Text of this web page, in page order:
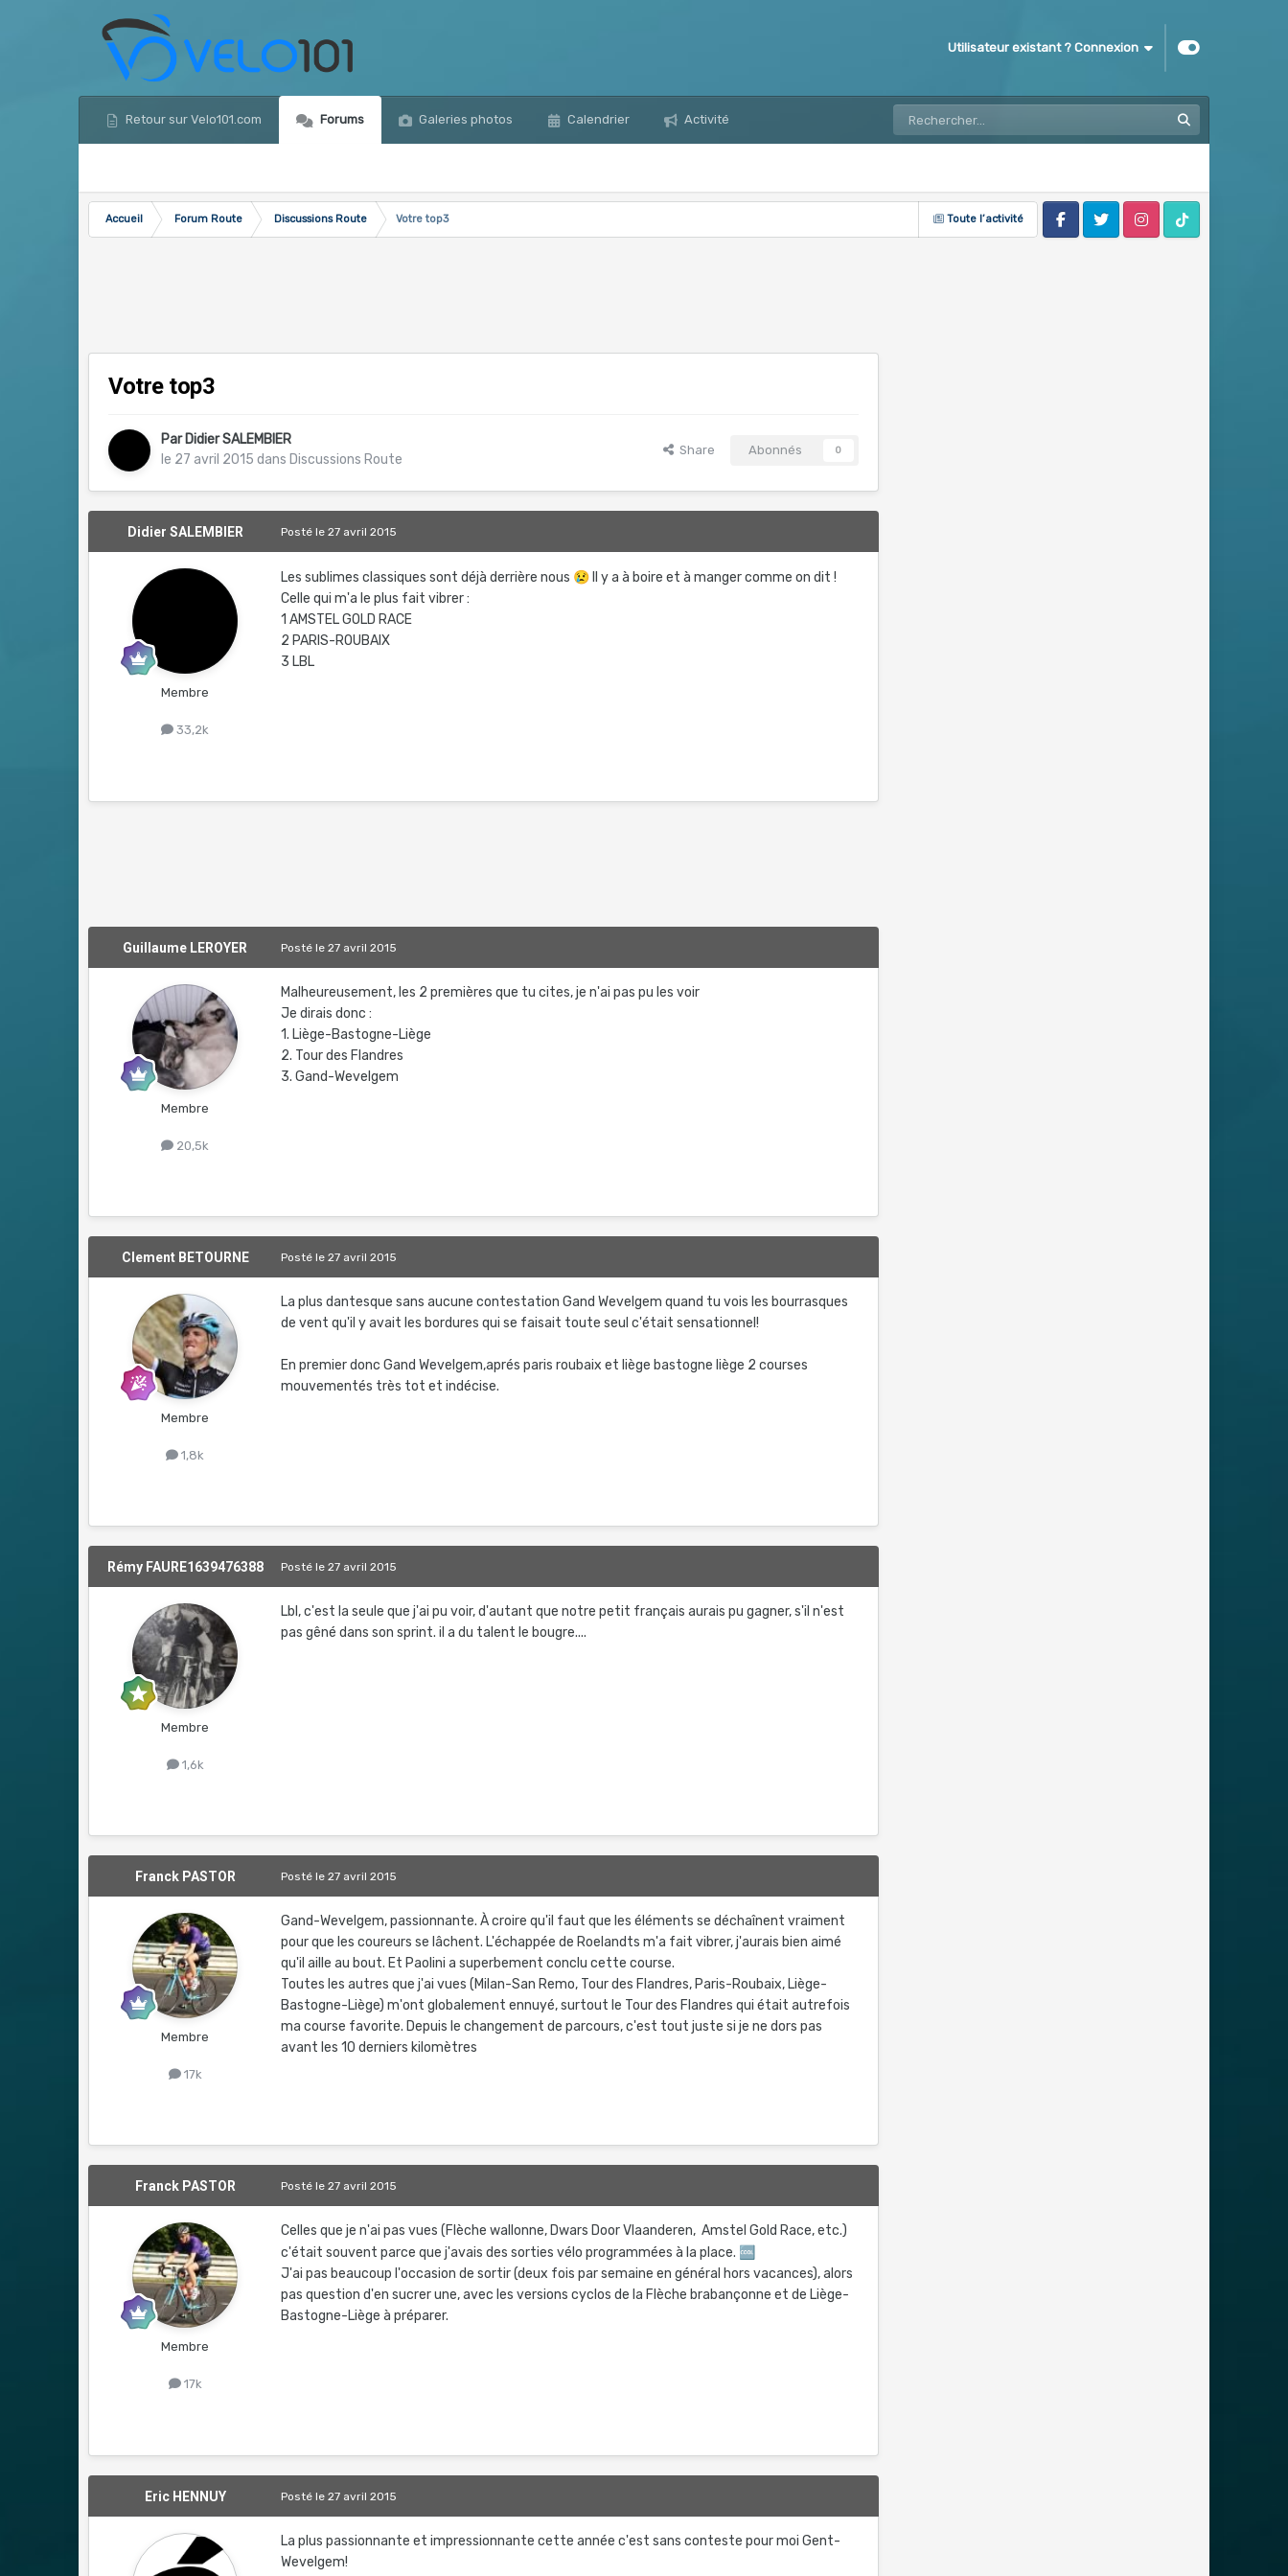
Utilisateur existant ? Connexion
Retour sur Velo101.com Forums Galeries photos Calendrier Activité
Toute l’activité
Accueil Forum Route Discussions Route
Votre top3
FacebookTwitter InstagramTik Tok
Votre top3
Par Didier SALEMBIER
le 27 avril 2015 dans Discussions Route
Share Abonnés 0
Didier SALEMBIER
Membre
33,2k
Postéle 27 avril 2015
Les sublimes classiques sont déjà derrière nous 😢 Il y a à boire et à manger comme on dit !
Celle qui m'a le plus fait vibrer :
1 AMSTEL GOLD RACE
2 PARIS-ROUBAIX
3 LBL
Guillaume LEROYER
Membre
20,5k
Postéle 27 avril 2015
Malheureusement, les 2 premières que tu cites, je n'ai pas pu les voir
Je dirais donc :
1. Liège-Bastogne-Liège
2. Tour des Flandres
3. Gand-Wevelgem
Clement BETOURNE
Membre
1,8k
Postéle 27 avril 2015
La plus dantesque sans aucune contestation Gand Wevelgem quand tu vois les bourrasques
de vent qu'il y avait les bordures qui se faisait toute seul c'était sensationnel!
En premier donc Gand Wevelgem,aprés paris roubaix et liège bastogne liège 2 courses
mouvementés très tot et indécise.
Rémy FAURE1639476388
Membre
1,6k
Postéle 27 avril 2015
Lbl, c'est la seule que j'ai pu voir, d'autant que notre petit français aurais pu gagner, s'il n'est
pas gêné dans son sprint. il a du talent le bougre....
Franck PASTOR
Membre
17k
Postéle 27 avril 2015
Gand-Wevelgem, passionnante. À croire qu'il faut que les éléments se déchaînent vraiment
pour que les coureurs se lâchent. L'échappée de Roelandts m'a fait vibrer, j'aurais bien aimé
qu'il aille au bout. Et Paolini a superbement conclu cette course.
Toutes les autres que j'ai vues (Milan-San Remo, Tour des Flandres, Paris-Roubaix, Liège-
Bastogne-Liège) m'ont globalement ennuyé, surtout le Tour des Flandres qui était autrefois
ma course favorite. Depuis le changement de parcours, c'est tout juste si je ne dors pas
avant les 10 derniers kilomètres
Franck PASTOR
Membre
17k
Postéle 27 avril 2015
Celles que je n'ai pas vues (Flèche wallonne, Dwars Door Vlaanderen, Amstel Gold Race, etc.)
c'était souvent parce que j'avais des sorties vélo programmées à la place. 🆒
J'ai pas beaucoup l'occasion de sortir (deux fois par semaine en général hors vacances), alors
pas question d'en sucrer une, avec les versions cyclos de la Flèche brabançonne et de Liège-
Bastogne-Liège à préparer.
Eric HENNUY Postéle 27 avril 2015
La plus passionnante et impressionnante cette année c'est sans conteste pour moi Gent-
Wevelgem!